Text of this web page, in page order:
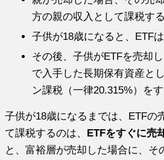
方の親の収入として課税す
子供が18歳になると、ETF
その後、子供がETFを売却
で入手した長期保有資産と
ン課税（一律20.315%）を
子供が18歳になるまでは、ETFの
て課税するのは、 ETFをすぐに売
と、富裕層が売却した場合に、そ